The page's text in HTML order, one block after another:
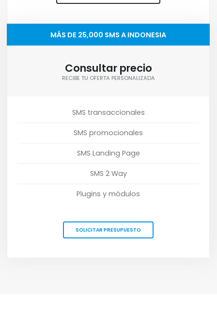
MÁS DE 25,000 SMS A INDONESIA
Consultar precio
RECIBE TU OFERTA PERSONALIZADA
SMS transaccionales
SMS promocionales
SMS Landing Page
SMS 2 Way
Plugins y módulos
SOLICITAR PRESUPUESTO